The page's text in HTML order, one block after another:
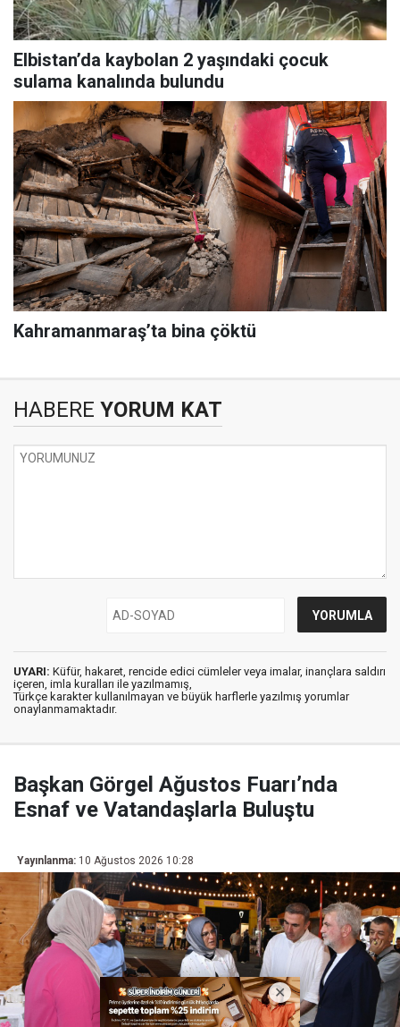
Elbistan’da kaybolan 2 yaşındaki çocuk
sulama kanalında bulundu
Kahramanmaraş’ta bina çöktü
HABERE YORUM KAT
UYARI: Küfür, hakaret, rencide edici cümleler veya imalar, inançlara saldırı
içeren, imla kuralları ile yazılmamış,
Türkçe karakter kullanılmayan ve büyük harflerle yazılmış yorumlar
onaylanmamaktadır.
Başkan Görgel Ağustos Fuarı’nda
Esnaf ve Vatandaşlarla Buluştu
Yayınlanma: 10 Ağustos 2026 10:28